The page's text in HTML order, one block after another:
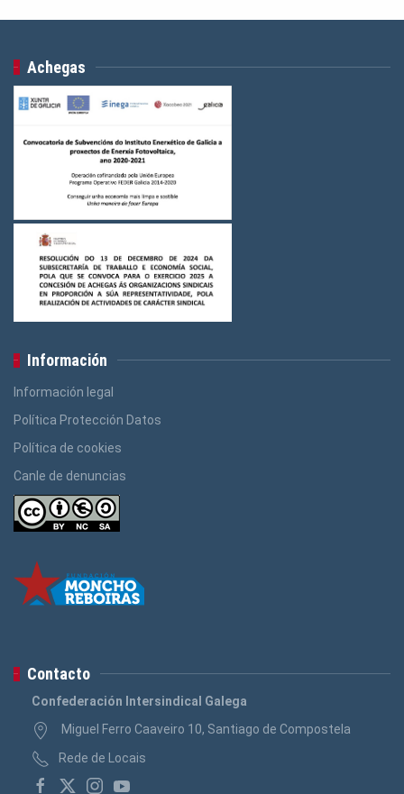
Achegas
Información
Información legal
Política Protección Datos
Política de cookies
Canle de denuncias
Contacto
Confederación Intersindical Galega
Miguel Ferro Caaveiro 10, Santiago de Compostela
Rede de Locais